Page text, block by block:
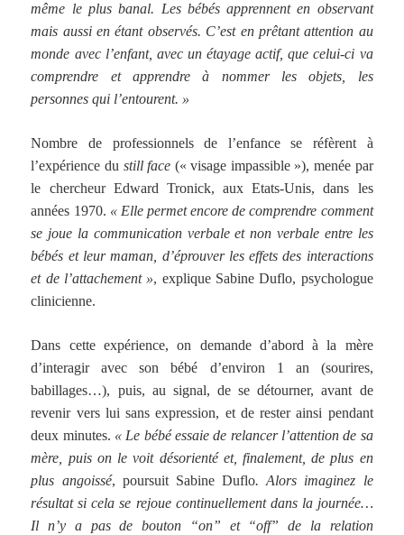
même le plus banal. Les bébés apprennent en observant
mais aussi en étant observés. C’est en prêtant attention au
monde avec l’enfant, avec un étayage actif, que celui-ci va
comprendre et apprendre à nommer les objets, les
personnes qui l’entourent. »
Nombre de professionnels de l’enfance se réfèrent à
l’expérience du still face (« visage impassible »), menée par
le chercheur Edward Tronick, aux Etats-Unis, dans les
années 1970. « Elle permet encore de comprendre comment
se joue la communication verbale et non verbale entre les
bébés et leur maman, d’éprouver les effets des interactions
et de l’attachement », explique Sabine Duflo, psychologue
clinicienne.
Dans cette expérience, on demande d’abord à la mère
d’interagir avec son bébé d’environ 1 an (sourires,
babillages…), puis, au signal, de se détourner, avant de
revenir vers lui sans expression, et de rester ainsi pendant
deux minutes. « Le bébé essaie de relancer l’attention de sa
mère, puis on le voit désorienté et, finalement, de plus en
plus angoissé, poursuit Sabine Duflo. Alors imaginez le
résultat si cela se rejoue continuellement dans la journée…
Il n’y a pas de bouton “on” et “off” de la relation